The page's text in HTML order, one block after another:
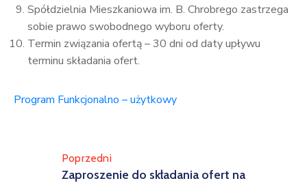
Spółdzielnia Mieszkaniowa im. B. Chrobrego zastrzega
sobie prawo swobodnego wyboru oferty.
Termin związania ofertą – 30 dni od daty upływu
terminu składania ofert.
Program Funkcjonalno – użytkowy
Poprzedni
Zaproszenie do składania ofert na